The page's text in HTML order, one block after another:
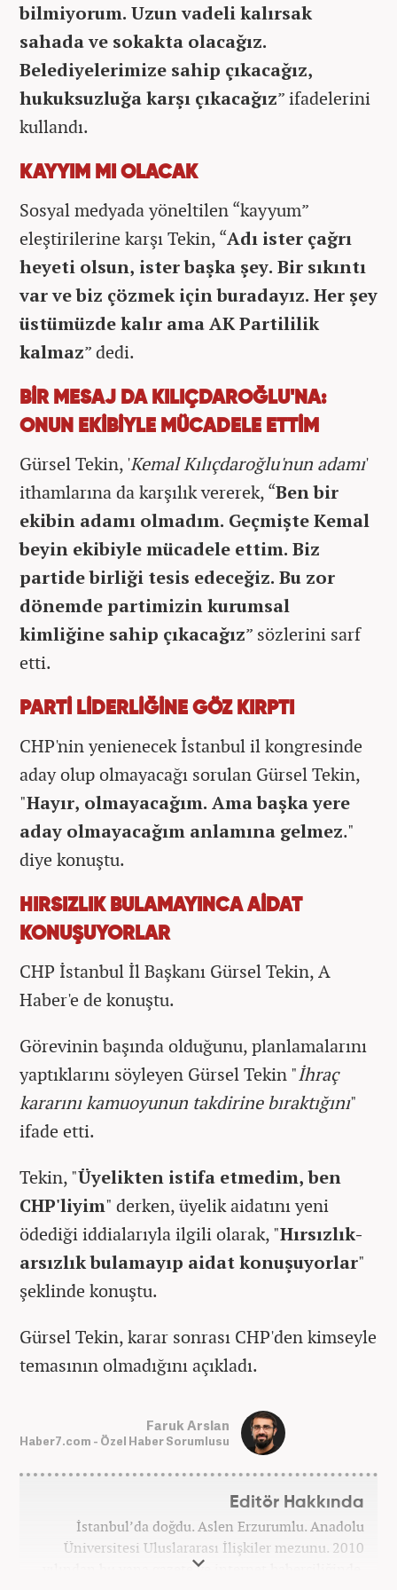
bilmiyorum. Uzun vadeli kalırsak
sahada ve sokakta olacağız.
Belediyelerimize sahip çıkacağız,
hukuksuzluğa karşı çıkacağız” ifadelerini
kullandı.
KAYYIM MI OLACAK
Sosyal medyada yöneltilen “kayyum”
eleştirilerine karşı Tekin, “Adı ister çağrı
heyeti olsun, ister başka şey. Bir sıkıntı
var ve biz çözmek için buradayız. Her şey
üstümüzde kalır ama AK Partililik
kalmaz” dedi.
BİR MESAJ DA KILIÇDAROĞLU'NA:
ONUN EKİBİYLE MÜCADELE ETTİM
Gürsel Tekin, 'Kemal Kılıçdaroğlu'nun adamı'
ithamlarına da karşılık vererek, “Ben bir
ekibin adamı olmadım. Geçmişte Kemal
beyin ekibiyle mücadele ettim. Biz
partide birliği tesis edeceğiz. Bu zor
dönemde partimizin kurumsal
kimliğine sahip çıkacağız” sözlerini sarf
etti.
PARTİ LİDERLİĞİNE GÖZ KIRPTI
CHP'nin yenienecek İstanbul il kongresinde
aday olup olmayacağı sorulan Gürsel Tekin,
"Hayır, olmayacağım. Ama başka yere
aday olmayacağım anlamına gelmez."
diye konuştu.
HIRSIZLIK BULAMAYINCA AİDAT
KONUŞUYORLAR
CHP İstanbul İl Başkanı Gürsel Tekin, A
Haber'e de konuştu.
Görevinin başında olduğunu, planlamalarını
yaptıklarını söyleyen Gürsel Tekin "İhraç
kararını kamuoyunun takdirine bıraktığını"
ifade etti.
Tekin, "Üyelikten istifa etmedim, ben
CHP'liyim" derken, üyelik aidatını yeni
ödediği iddialarıyla ilgili olarak, "Hırsızlık-
arsızlık bulamayıp aidat konuşuyorlar"
şeklinde konuştu.
Gürsel Tekin, karar sonrası CHP'den kimseyle
temasının olmadığını açıkladı.
Faruk Arslan
Haber7.com - Özel Haber Sorumlusu
Editör Hakkında
İstanbul’da doğdu. Aslen Erzurumlu. Anadolu
Üniversitesi Uluslararası İlişkiler mezunu. 2010
yılından bu yana gazete ve internet haberciliğinde.